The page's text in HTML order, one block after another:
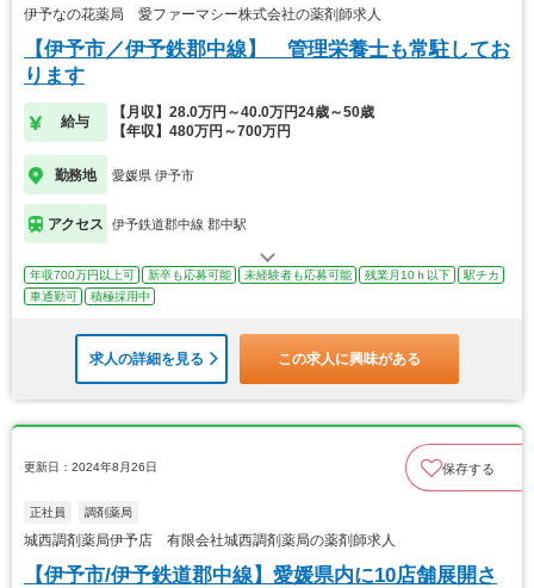
伊予なの花薬局 愛ファーマシー株式会社の薬剤師求人
【伊予市／伊予鉄郡中線】 管理栄養士も常駐してお
ります
給与
【月収】28.0万円～40.0万円24歳～50歳
【年収】480万円～700万円
勤務地 愛媛県 伊予市
アクセス 伊予鉄道郡中線 郡中駅
年収700万円以上可 新卒も応募可能 未経験者も応募可能 残業月10ｈ以下
駅チカ
車通勤可
積極採用中
求人の詳細を見る この求人に興味がある
更新日：2024年8月26日 保存する
正社員 調剤薬局
城西調剤薬局伊予店 有限会社城西調剤薬局の薬剤師求人
【伊予市/伊予鉄道郡中線】愛媛県内に10店舗展開さ